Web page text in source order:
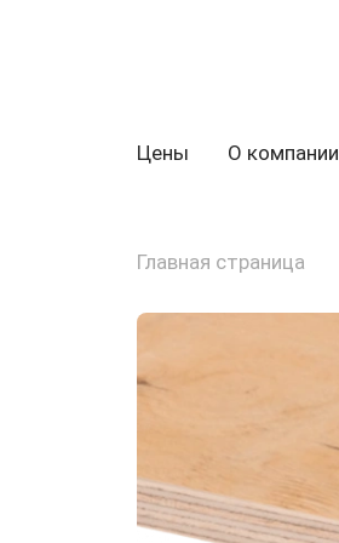
Цены О компании
Главная страница